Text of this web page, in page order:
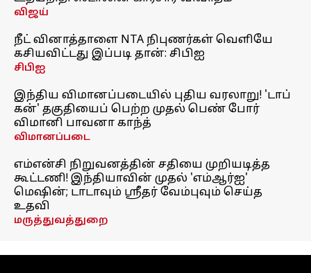
விஜய்
நீட் வினாத்தாளை NTA நிபுணர்கள் வெளியே
கசியவிட்டது இப்படி தான்: சிபிஐ
சிபிஐ
இந்திய விமானப்படையில் புதிய வரலாறு! 'டாப்
கன்' தகுதியைப் பெற்ற முதல் பெண் போர்
விமானி பாவனா காந்த்
விமானப்படை
எம்என்சி நிறுவனத்தின் சதியை முறியடித்த
கூட்டணி! இந்தியாவின் முதல் 'எம்ஆர்ஐ'
மெஷின்; டாடாவும் ஸ்ரீதர் வேம்புவும் செய்த
உதவி
மருத்துவத்துறை